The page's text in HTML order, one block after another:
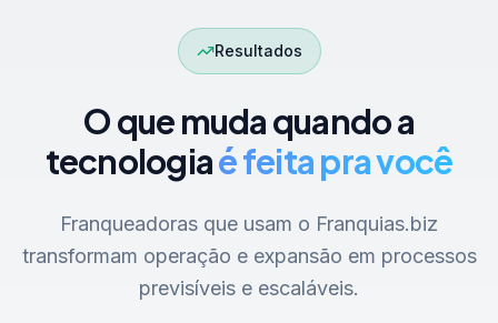
Resultados
O que muda quando a
tecnologiaé feita pra você
Franqueadoras que usam o Franquias.biz
transformam operação e expansão em processos
previsíveis e escaláveis.